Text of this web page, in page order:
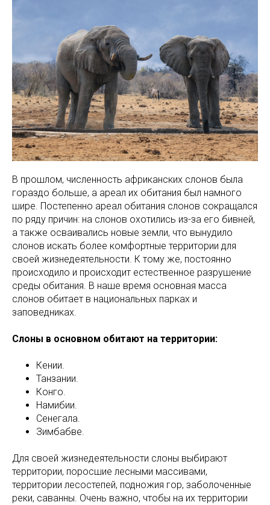
В прошлом, численность африканских слонов была
гораздо больше, а ареал их обитания был намного
шире. Постепенно ареал обитания слонов сокращался
по ряду причин: на слонов охотились из-за его бивней,
а также осваивались новые земли, что вынудило
слонов искать более комфортные территории для
своей жизнедеятельности. К тому же, постоянно
происходило и происходит естественное разрушение
среды обитания. В наше время основная масса
слонов обитает в национальных парках и
заповедниках.
Слоны в основном обитают на территории:
Кении.
Танзании.
Конго.
Намибии.
Сенегала.
Зимбабве.
Для своей жизнедеятельности слоны выбирают
территории, поросшие лесными массивами,
территории лесостепей, подножия гор, заболоченные
реки, саванны. Очень важно, чтобы на их территории